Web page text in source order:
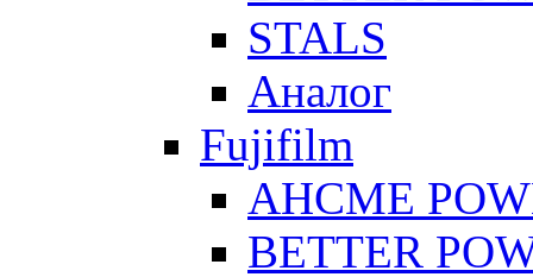
STALS
Аналог
Fujifilm
AHCME
BETTER